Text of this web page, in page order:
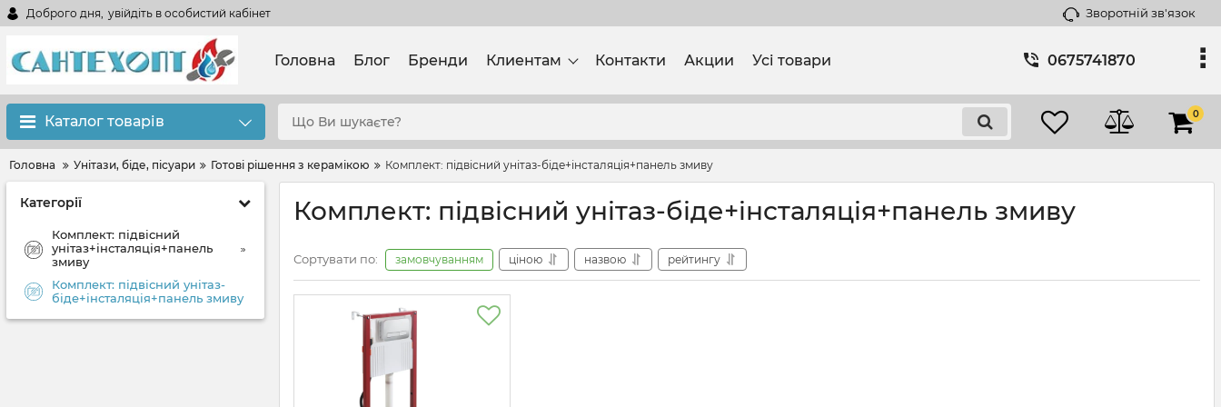
Доброго дня, увійдіть в особистий кабінет Зворотній зв'язок
Головна Блог Бренди Клиентам Контакти Акции Усі товари 0675741870
Каталог товарів 0
Головна Унітази, біде, пісуари Готові рішення з керамікою Комплект: підвісний унітаз-біде+інсталяція+панель змиву
Категорії
Комплект: підвісний
унітаз+інсталяція+панель
змиву
Комплект: підвісний унітаз-
біде+інсталяція+панель змиву
Комплект: підвісний унітаз-біде+інсталяція+панель змиву
Сортувати по: замовчуванням ціною назвою рейтингу